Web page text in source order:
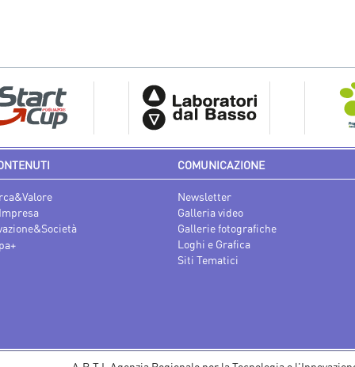
COMUNICAZIONE
Newsletter
Galleria video
Gallerie fotografiche
Loghi e Grafica
Siti Tematici